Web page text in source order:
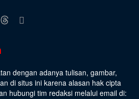
dengan adanya tulisan, gambar,
di situs ini karena alasan hak cipta
hubungi tim redaksi melalui email di: